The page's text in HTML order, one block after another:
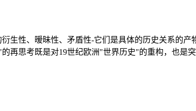
生性、暧昧性、矛盾性-它们是具体的历史关系的产
再思考既是对19世纪欧洲"世界历史"的重构，也是